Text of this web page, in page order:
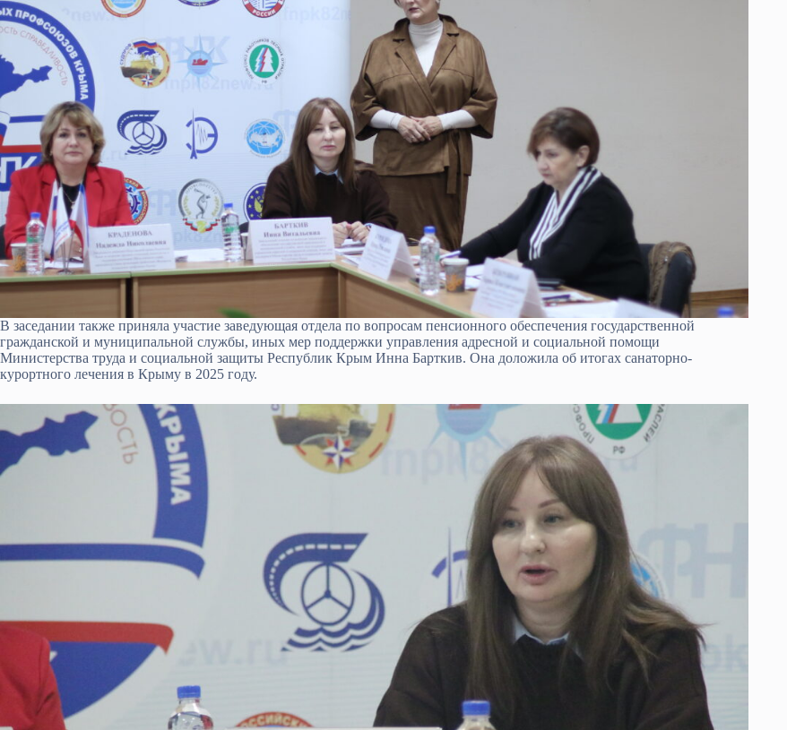
В заседании также приняла участие заведующая отдела по вопросам пенсионного обеспечения государственной
гражданской и муниципальной службы, иных мер поддержки управления адресной и социальной помощи
Министерства труда и социальной защиты Республик Крым Инна Барткив. Она доложила об итогах санаторно-
курортного лечения в Крыму в 2025 году.